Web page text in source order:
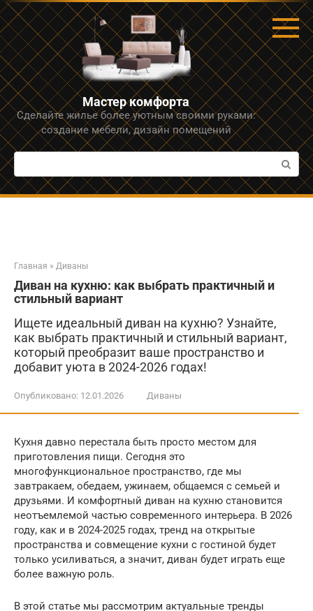
Перейти
к
контенту
Мастер комфорта
Сделайте жилье более уютным своими руками:
создание мебели, дизайн помещений
Поиск:
Главная » Диваны
Диван на кухню: как выбрать практичный и
стильный вариант
Ищете идеальный диван на кухню? Узнайте,
как выбрать практичный и стильный вариант,
который преобразит ваше пространство и
добавит уюта в 2024-2026 годах!
Опубликовано: 12.01.2026 Диваны
Кухня давно перестала быть просто местом для
приготовления пищи. Сегодня это
многофункциональное пространство, где мы
завтракаем, обедаем, ужинаем, общаемся с семьей и
друзьями. И комфортный диван на кухню становится
неотъемлемой частью современного интерьера. В 2026
году, как и в 2024-2025 годах, тренд на открытые
пространства и совмещение кухни с гостиной будет
только усиливаться, а значит, диван будет играть еще
более важную роль.
В этой статье мы рассмотрим актуальные тренды